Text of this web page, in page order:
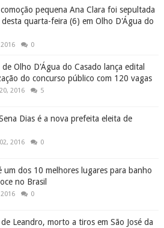
pequena Ana Clara foi sepultada
quarta-feira (6) em Olho D'Água do
0
Olho D'Água do Casado lança edital
do concurso público com 120 vagas
2016 5
Dias é a nova prefeita eleita de
2016 0
um dos 10 melhores lugares para banho
no Brasil
0
de Leandro, morto a tiros em São José da